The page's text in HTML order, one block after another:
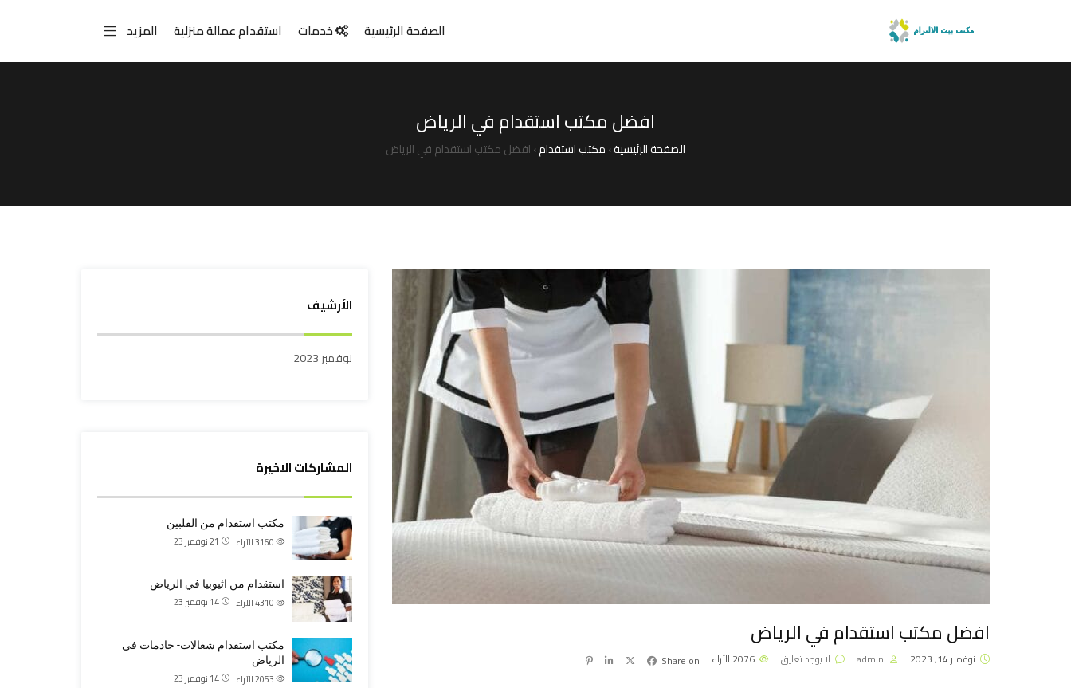
الصفحة الرئيسية خدمات استقدام عمالة منزلية المزيد
افضل مكتب استقدام في الرياض
الصفحة الرئيسية›مكتب استقدام›افضل مكتب استقدام في الرياض
افضل مكتب استقدام في الرياض
نوفمبر 14, 2023 admin لا يوجد تعليق الآراء Share on
الأرشيف
نوفمبر 2023
المشاركات الاخيرة
مكتب استقدام من الفلبين
21 نوفمبر 23 الآراء
استقدام من اثيوبيا في الرياض
14 نوفمبر 23 الآراء
مكتب استقدام شغالات- خادمات في
الرياض
14 نوفمبر 23 الآراء